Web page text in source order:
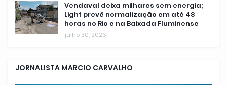
Vendaval deixa milhares sem energia;
Light prevê normalização em até 48
horas no Rio e na Baixada Fluminense
julho 30, 2026
JORNALISTA MARCIO CARVALHO